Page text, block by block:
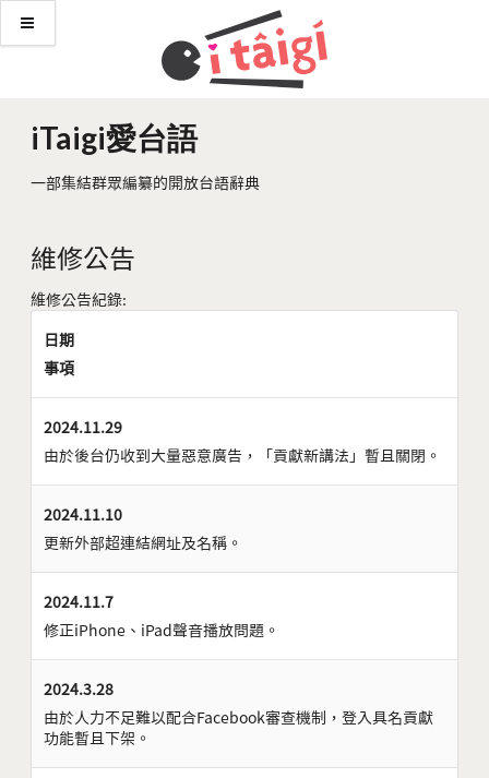
iTaigi愛台語
一部集結群眾編纂的開放台語辭典
維修公告
維修公告紀錄:
日期
事項
2024.11.29
由於後台仍收到大量惡意廣告，「貢獻新講法」暫且關閉。
2024.11.10
更新外部超連結網址及名稱。
2024.11.7
修正iPhone、iPad聲音播放問題。
2024.3.28
由於人力不足難以配合Facebook審查機制，登入具名貢獻
功能暫且下架。